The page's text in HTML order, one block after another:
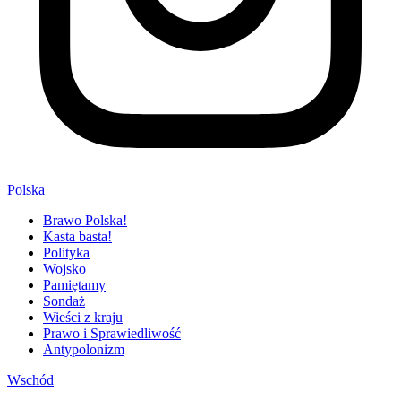
Polska
Brawo Polska!
Kasta basta!
Polityka
Wojsko
Pamiętamy
Sondaż
Wieści z kraju
Prawo i Sprawiedliwość
Antypolonizm
Wschód